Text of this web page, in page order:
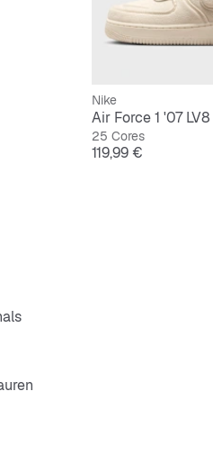
Nike
Air Force 1 '07 LV8
25 Cores
Preço
119,99 €